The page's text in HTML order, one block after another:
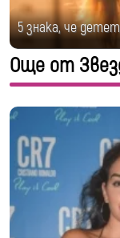
5 знака, че
Още от